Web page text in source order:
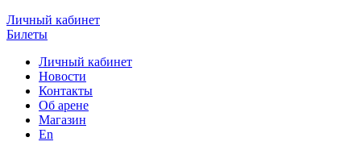
Личный кабинет
Билеты
Личный кабинет
Новости
Контакты
Об арене
Магазин
En